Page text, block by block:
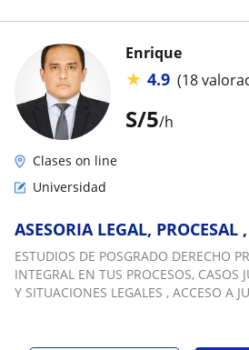
S/5/h
Enrique
★ 4.9 (18
Clases on line
Universidad
ASESORIA LEGAL,
ESTUDIOS DE POSGRADO DERECHO
INTEGRAL EN TUS PROCESOS, CASOS
Y SITUACIONES LEGALES , ACCESO A